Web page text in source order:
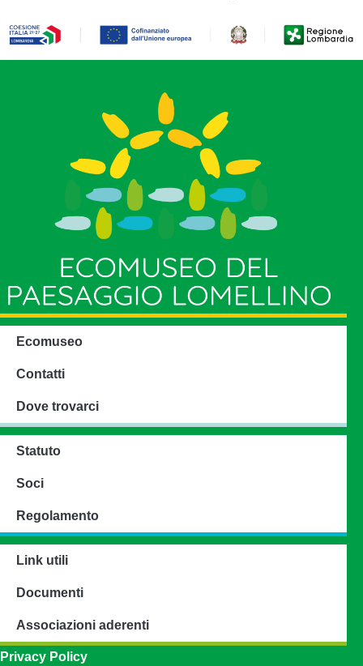
Ecomuseo
Contatti
Dove trovarci
Statuto
Soci
Regolamento
Link utili
Documenti
Associazioni aderenti
Privacy Policy